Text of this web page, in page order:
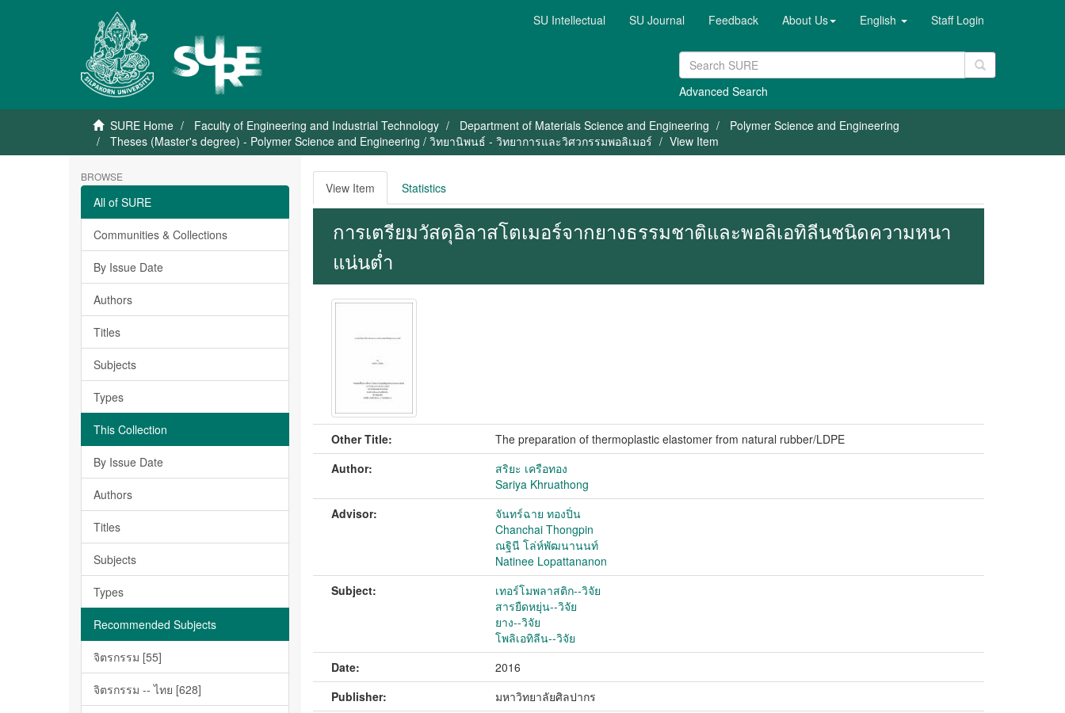
SU Intellectual SU Journal Feedback About Us English Staff Login
Advanced Search
SURE Home Faculty of Engineering and Industrial Technology Department of Materials Science and Engineering
Polymer Science and Engineering
Theses (Master's degree) - Polymer Science and Engineering / วิทยานิพนธ์ - วิทยาการและวิศวกรรมพอลิเมอร์
View Item
BROWSE
All of SURE
Communities & Collections
By Issue Date
Authors
Titles
Subjects
Types
This Collection
By Issue Date
Authors
Titles
Subjects
Types
Recommended Subjects
จิตรกรรม [55]
จิตรกรรม -- ไทย [628]
View Item Statistics
การเตรียมวัสดุอิลาสโตเมอร์จากยางธรรมชาติและพอลิเอทิลีนชนิดความหนา
แน่นต่ำ
Other Title:
The preparation of thermoplastic elastomer from natural rubber/LDPE
Author:
สริยะ เครือทอง
Sariya Khruathong
Advisor:
จันทร์ฉาย ทองปิ่น
Chanchai Thongpin
ณฐินี โล่ห์พัฒนานนท์
Natinee Lopattananon
Subject:
เทอร์โมพลาสติก--วิจัย
สารยืดหยุ่น--วิจัย
ยาง--วิจัย
โพลิเอทิลีน--วิจัย
Date:
2016
Publisher:
มหาวิทยาลัยศิลปากร